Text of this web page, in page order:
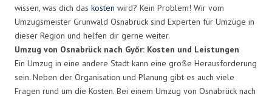
wissen, was dich das kosten wird? Kein Problem! Wir vom
Umzugsmeister Grunwald Osnabrück sind Experten für Umzüge in
dieser Region und helfen dir gerne weiter.
Umzug von Osnabrück nach Győr: Kosten und Leistungen
Ein Umzug in eine andere Stadt kann eine große Herausforderung
sein. Neben der Organisation und Planung gibt es auch viele
Fragen rund um die Kosten. Bei einem Umzug von Osnabrück nach